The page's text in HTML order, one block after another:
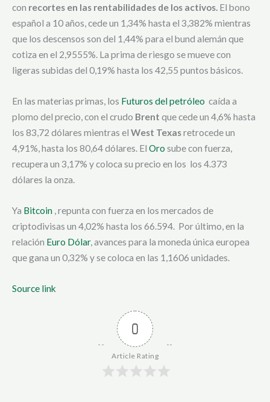
con recortes en las rentabilidades de los activos. El bono
español a 10 años, cede un 1,34% hasta el 3,382% mientras
que los descensos son del 1,44% para el bund alemán que
cotiza en el 2,9555%. La prima de riesgo se mueve con
ligeras subidas del 0,19% hasta los 42,55 puntos básicos.
En las materias primas, los Futuros del petróleo caída a
plomo del precio, con el crudo Brent que cede un 4,6% hasta
los 83,72 dólares mientras el West Texasretrocede un
4,91%, hasta los 80,64 dólares. El Oro sube con fuerza,
recupera un 3,17% y coloca su precio en los los 4.373
dólares la onza.
Ya Bitcoin , repunta con fuerza en los mercados de
criptodivisas un 4,02% hasta los 66.594. Por último, en la
relación Euro Dólar, avances para la moneda única europea
que gana un 0,32% y se coloca en las 1,1606 unidades.
Source link
0
Article Rating